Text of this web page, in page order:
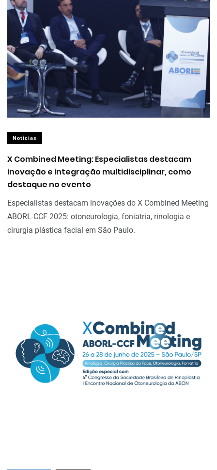
Notícias
X Combined Meeting: Especialistas destacam
inovação e integração multidisciplinar, como
destaque no evento
Especialistas destacam inovações do X Combined Meeting
ABORL-CCF 2025: otoneurologia, foniatria, rinologia e
cirurgia plástica facial em São Paulo.